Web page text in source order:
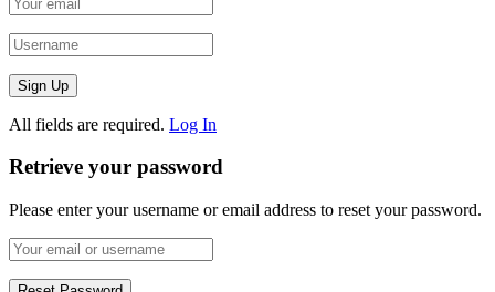
All fields are required. Log In
Retrieve your password
Please enter your username or email address to reset your password.